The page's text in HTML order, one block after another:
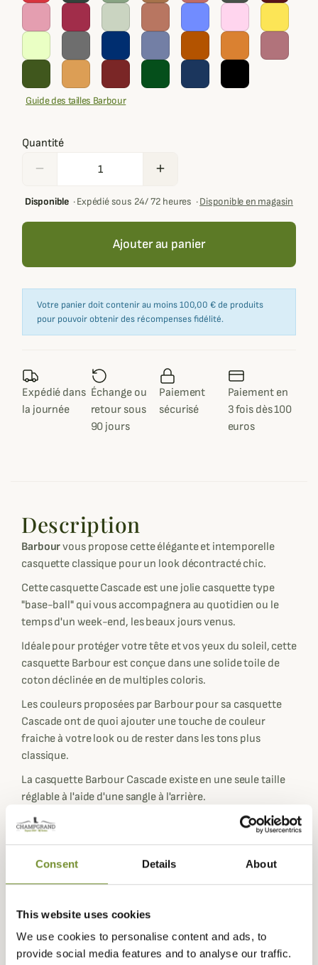
Consent Details About
This website uses cookies
We use cookies to personalise content and ads, to
provide social media features and to analyse our traffic.
Guide des tailles Barbour
Quantité
remove add
Disponible·Expédié sous 24/ 72 heures ·Disponible en magasin
Ajouter au panier
Votre panier doit contenir au moins 100,00 € de produits
pour pouvoir obtenir des récompenses fidélité.
Expédié dans
la journée
Échange ou
retour sous
90 jours
Paiement
sécurisé
Paiement en
3 fois dès 100
euros
Description
Barbourvous propose cette élégante et intemporelle
casquette classique pour un look décontracté chic.
Cette casquette Cascade est une jolie casquette type
"base-ball" qui vous accompagnera au quotidien ou le
temps d'un week-end, les beaux jours venus.
Idéale pour protéger votre tête et vos yeux du soleil, cette
casquette Barbour est conçue dans une solide toile de
coton déclinée en de multiples coloris.
Les couleurs proposées par Barbour pour sa casquette
Cascade ont de quoi ajouter une touche de couleur
fraiche à votre look ou de rester dans les tons plus
classique.
La casquette Barbour Cascade existe en une seule taille
réglable à l'aide d'une sangle à l'arrière.
Fiche technique
Matières 100% Coton
Vert
Matière Coton